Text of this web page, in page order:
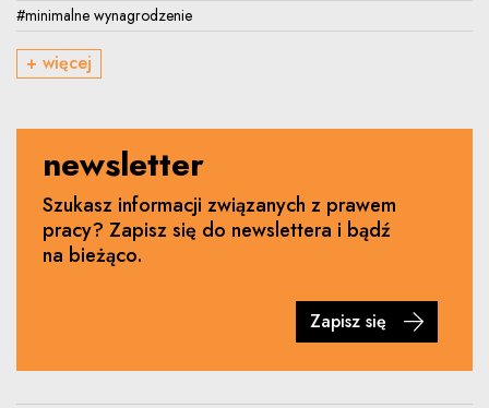
#minimalne wynagrodzenie
+ więcej
newsletter
Szukasz informacji związanych z prawem
pracy? Zapisz się do newslettera i bądź
na bieżąco.
Zapisz się